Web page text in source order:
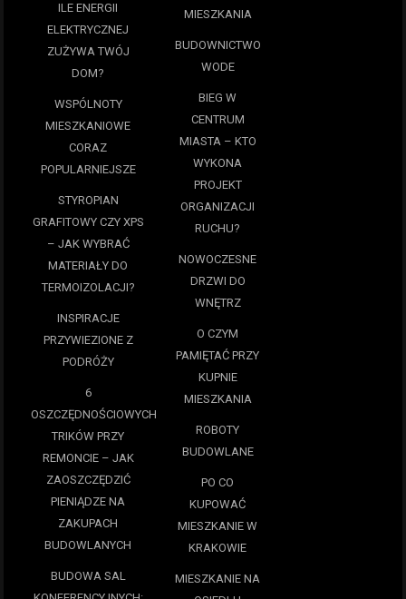
ILE ENERGII
ELEKTRYCZNEJ
ZUŻYWA TWÓJ
DOM?
WSPÓLNOTY
MIESZKANIOWE
CORAZ
POPULARNIEJSZE
STYROPIAN
GRAFITOWY CZY XPS
– JAK WYBRAĆ
MATERIAŁY DO
TERMOIZOLACJI?
INSPIRACJE
PRZYWIEZIONE Z
PODRÓŻY
6
OSZCZĘDNOŚCIOWYCH
TRIKÓW PRZY
REMONCIE – JAK
ZAOSZCZĘDZIĆ
PIENIĄDZE NA
ZAKUPACH
BUDOWLANYCH
BUDOWA SAL
MIESZKANIA
BUDOWNICTWO
WODE
BIEG W
CENTRUM
MIASTA – KTO
WYKONA
PROJEKT
ORGANIZACJI
RUCHU?
NOWOCZESNE
DRZWI DO
WNĘTRZ
O CZYM
PAMIĘTAĆ PRZY
KUPNIE
MIESZKANIA
ROBOTY
BUDOWLANE
PO CO
KUPOWAĆ
MIESZKANIE W
KRAKOWIE
MIESZKANIE NA